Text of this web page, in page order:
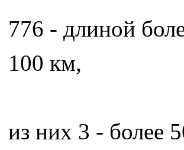
776 - длиной
100 км,
из них 3 - более